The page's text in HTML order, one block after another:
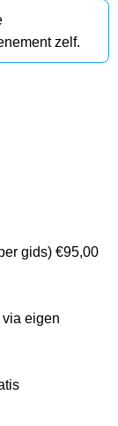
zelf.
gids) €95,00
eigen